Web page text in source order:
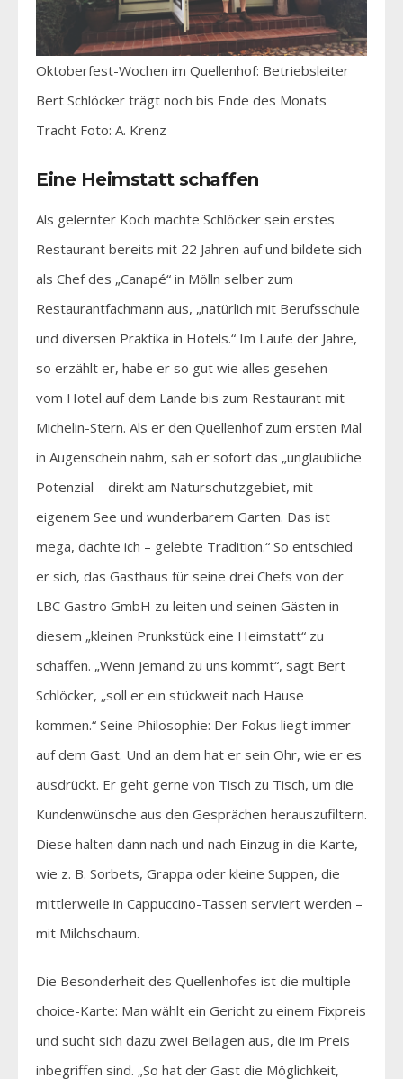
Oktoberfest-Wochen im Quellenhof: Betriebsleiter
Bert Schlöcker trägt noch bis Ende des Monats
Tracht Foto: A. Krenz
Eine Heimstatt schaffen
Als gelernter Koch machte Schlöcker sein erstes
Restaurant bereits mit 22 Jahren auf und bildete sich
als Chef des „Canapé“ in Mölln selber zum
Restaurantfachmann aus, „natürlich mit Berufsschule
und diversen Praktika in Hotels.“ Im Laufe der Jahre,
so erzählt er, habe er so gut wie alles gesehen –
vom Hotel auf dem Lande bis zum Restaurant mit
Michelin-Stern. Als er den Quellenhof zum ersten Mal
in Augenschein nahm, sah er sofort das „unglaubliche
Potenzial – direkt am Naturschutzgebiet, mit
eigenem See und wunderbarem Garten. Das ist
mega, dachte ich – gelebte Tradition.“ So entschied
er sich, das Gasthaus für seine drei Chefs von der
LBC Gastro GmbH zu leiten und seinen Gästen in
diesem „kleinen Prunkstück eine Heimstatt“ zu
schaffen. „Wenn jemand zu uns kommt“, sagt Bert
Schlöcker, „soll er ein stückweit nach Hause
kommen.“ Seine Philosophie: Der Fokus liegt immer
auf dem Gast. Und an dem hat er sein Ohr, wie er es
ausdrückt. Er geht gerne von Tisch zu Tisch, um die
Kundenwünsche aus den Gesprächen herauszufiltern.
Diese halten dann nach und nach Einzug in die Karte,
wie z. B. Sorbets, Grappa oder kleine Suppen, die
mittlerweile in Cappuccino-Tassen serviert werden –
mit Milchschaum.
Die Besonderheit des Quellenhofes ist die multiple-
choice-Karte: Man wählt ein Gericht zu einem Fixpreis
und sucht sich dazu zwei Beilagen aus, die im Preis
inbegriffen sind. „So hat der Gast die Möglichkeit,